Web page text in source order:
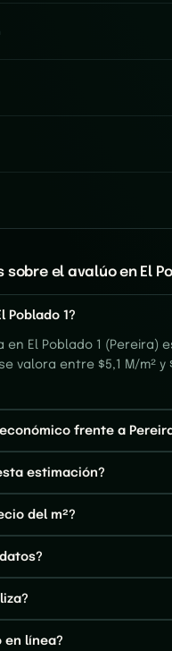
el avalúo en El
Poblado 1?
El Poblado 1 (Pereira)
valora entre $5,1 M/m² y
frente a
estimación?
del m²?
en línea?